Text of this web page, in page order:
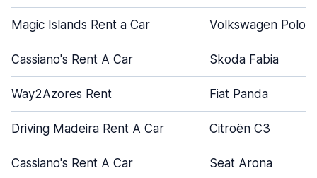
Magic Islands Rent a Car Volkswagen Polo
Cassiano's Rent A Car Skoda Fabia
Way2Azores Rent Fiat Panda
Driving Madeira Rent A Car Citroën C3
Cassiano's Rent A Car Seat Arona